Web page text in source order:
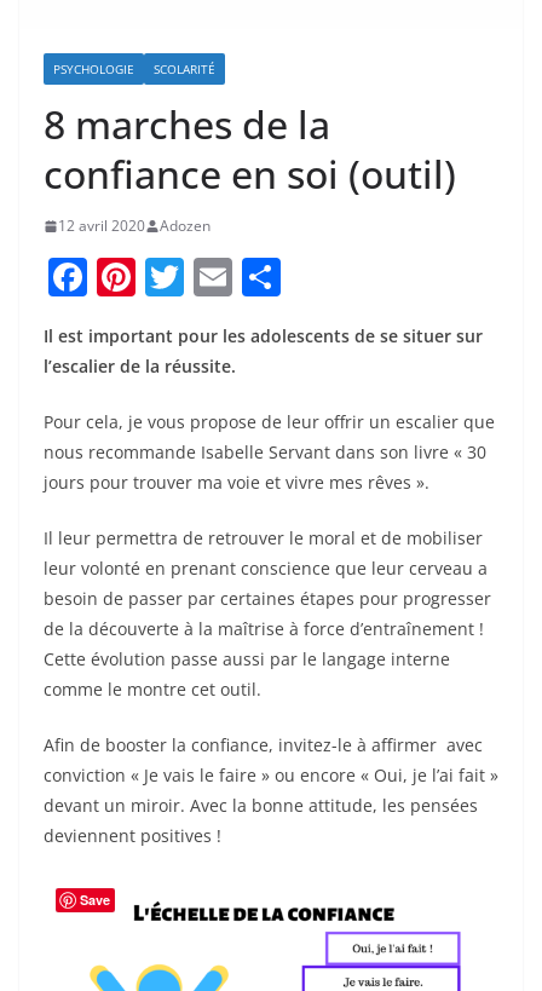
PSYCHOLOGIE SCOLARITÉ
8 marches de la
confiance en soi (outil)
12 avril 2020 Adozen
F
a
c
b
o
o
k
Pi
er
st
T
itt
E
m
ai
ar
ta
er
Il est important pour les adolescents de se situer sur
l’escalier de la réussite.
Pour cela, je vous propose de leur offrir un escalier que
nous recommande Isabelle Servant dans son livre « 30
jours pour trouver ma voie et vivre mes rêves ».
Il leur permettra de retrouver le moral et de mobiliser
leur volonté en prenant conscience que leur cerveau a
besoin de passer par certaines étapes pour progresser
de la découverte à la maîtrise à force d’entraînement !
Cette évolution passe aussi par le langage interne
comme le montre cet outil.
Afin de booster la confiance, invitez-le à affirmer avec
conviction « Je vais le faire » ou encore « Oui, je l’ai fait »
devant un miroir. Avec la bonne attitude, les pensées
deviennent positives !
Save